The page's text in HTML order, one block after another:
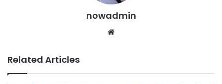
nowadmin
Website
Related Articles